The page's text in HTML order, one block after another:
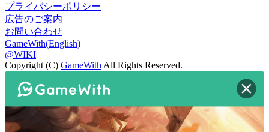
プライバシーポリシー
広告のご案内
お問い合わせ
GameWith(English)
@WIKI
Copyright (C) GameWith All Rights Reserved.